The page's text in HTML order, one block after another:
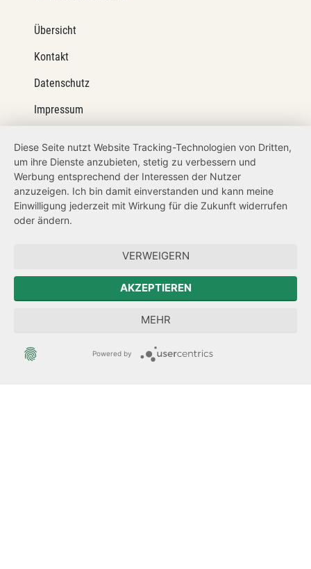
Übersicht
Kontakt
Datenschutz
Impressum
Netiquette
Transparenzanspruch
Hinweisgeberschutz
Forum Mitteleuropa
Der Sächsische Integrationsbeauftragte
Sächsische Landesbeauftragte zur Aufarbeitung der SED-
Diese Seite nutzt Website Tracking-Technologien von Dritten,
um ihre Dienste anzubieten, stetig zu verbessern und
Werbung entsprechend der Interessen der Nutzer
anzuzeigen. Ich bin damit einverstanden und kann meine
Einwilligung jederzeit mit Wirkung für die Zukunft widerrufen
oder ändern.
VERWEIGERN
AKZEPTIEREN
MEHR
Powered by